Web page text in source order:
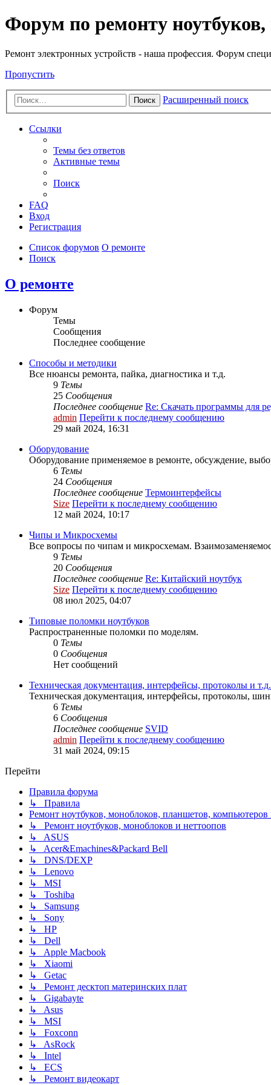
Регистрация
Форум по ремонту
Ремонт электронных устройств - наша профессия. Форум
Пропустить
Поиск Расширенный поиск
Ссылки
Темы без ответов
Активные темы
Поиск
FAQ
Вход
Регистрация
Список форумов О ремонте
Поиск
О ремонте
Форум
Темы
Сообщения
Последнее сообщение
Способы и методики
Все нюансы ремонта, пайка, диагностика и т.д.
9 Темы
25 Сообщения
Последнее сообщение Re: Скачать программы для
admin Перейти к последнему сообщению
29 май 2024, 16:31
Оборудование
Оборудование применяемое в ремонте, обсуждение,
6 Темы
24 Сообщения
Последнее сообщение Термоинтерфейсы
Size Перейти к последнему сообщению
12 май 2024, 10:17
Чипы и Микросхемы
Все вопросы по чипам и микросхемам.
9 Темы
20 Сообщения
Последнее сообщение Re: Китайский ноутбук
Size Перейти к последнему сообщению
08 июл 2025, 04:07
Типовые поломки ноутбуков
Распространенные поломки по моделям.
0 Темы
0 Сообщения
Нет сообщений
Техническая документация, интерфейсы, протоколы и т.д.
Техническая документация, интерфейсы, протоколы,
6 Темы
6 Сообщения
Последнее сообщение SVID
admin Перейти к последнему сообщению
31 май 2024, 09:15
Перейти
Правила форума
↳ Правила
Ремонт ноутбуков, моноблоков, планшетов,
↳ Ремонт ноутбуков, моноблоков и неттоопов
↳ ASUS
↳ Acer&Emachines&Packard Bell
↳ DNS/DEXP
↳ Lenovo
↳ MSI
↳ Toshiba
↳ Samsung
↳ Sony
↳ HP
↳ Dell
↳ Apple Macbook
↳ Xiaomi
↳ Getac
↳ Ремонт десктоп материнских плат
↳ Gigabayte
↳ Asus
↳ MSI
↳ Foxconn
↳ AsRock
↳ Intel
↳ ECS
↳ Ремонт видеокарт